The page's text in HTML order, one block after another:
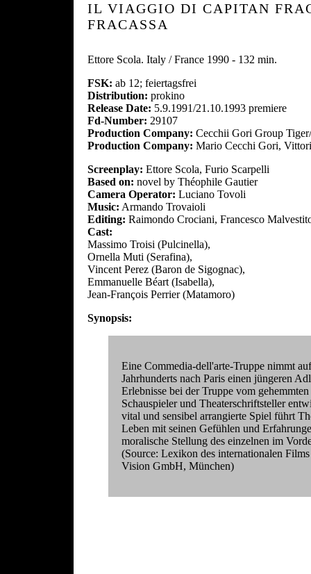
IL VIAGGIO DI CAPITAN
FRACASSA
Ettore Scola. Italy / France 1990 - 132 min.
FSK: ab 12; feiertagsfrei
Distribution: prokino
Release Date: 5.9.1991/21.10.1993 premiere
Fd-Number: 29107
Production Company: Cecchii Gori Group
Production Company: Mario Cecchi Gori,
Screenplay: Ettore Scola, Furio Scarpelli
Based on: novel by Théophile Gautier
Camera Operator: Luciano Tovoli
Music: Armando Trovaioli
Editing: Raimondo Crociani, Francesco
Cast:
Massimo Troisi (Pulcinella),
Ornella Muti (Serafina),
Vincent Perez (Baron de Sigognac),
Emmanuelle Béart (Isabella),
Jean-François Perrier (Matamoro)
Synopsis:
Eine Commedia-dell'arte-Truppe nimmt
Jahrhunderts nach Paris einen jüngeren
Erlebnisse bei der Truppe vom
Schauspieler und Theaterschriftsteller
vital und sensibel arrangierte Spiel führt
Leben mit seinen Gefühlen und
moralische Stellung des einzelnen im
(Source: Lexikon des internationalen
Vision GmbH, München)